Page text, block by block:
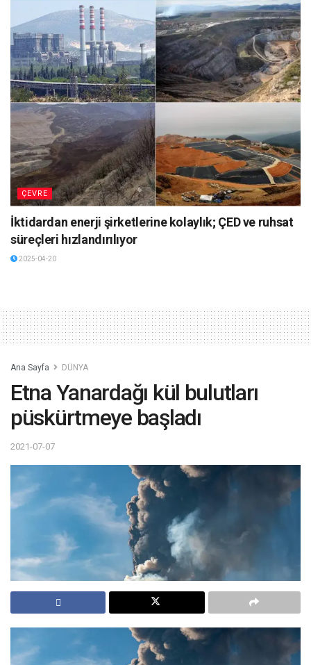
ÇEVRE
İktidardan enerji şirketlerine kolaylık; ÇED ve ruhsat
süreçleri hızlandırılıyor
2025-04-20
Ana Sayfa DÜNYA
Etna Yanardağı kül bulutları
püskürtmeye başladı
2021-07-07